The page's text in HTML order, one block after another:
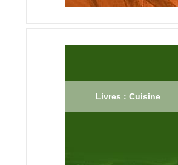
Livres : Cuisine